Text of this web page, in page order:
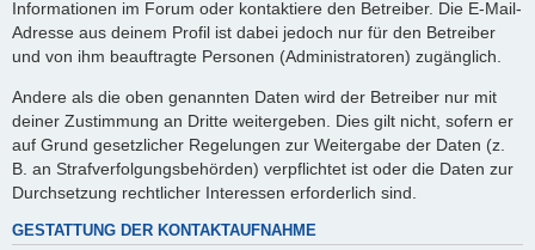
Informationen im Forum oder kontaktiere den Betreiber. Die E-Mail-
Adresse aus deinem Profil ist dabei jedoch nur für den Betreiber
und von ihm beauftragte Personen (Administratoren) zugänglich.
Andere als die oben genannten Daten wird der Betreiber nur mit
deiner Zustimmung an Dritte weitergeben. Dies gilt nicht, sofern er
auf Grund gesetzlicher Regelungen zur Weitergabe der Daten (z.
B. an Strafverfolgungsbehörden) verpflichtet ist oder die Daten zur
Durchsetzung rechtlicher Interessen erforderlich sind.
GESTATTUNG DER KONTAKTAUFNAHME